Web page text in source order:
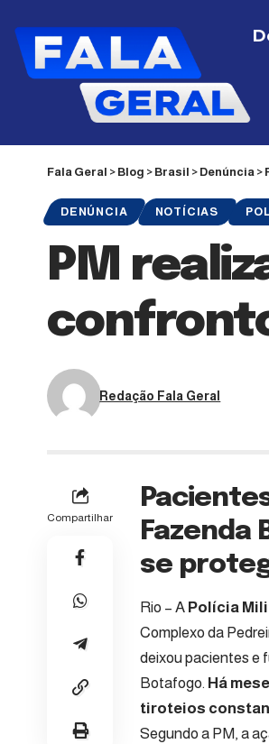
Fala Geral > Blog > Brasil > Denúncia >
DENÚNCIA NOTÍCIAS
PM
Redação Fala Geral
Compartilhar
se
Rio – A Polícia
Complexo da
deixou pacientes e
Botafogo. Há
tiroteios
Segundo a PM, a